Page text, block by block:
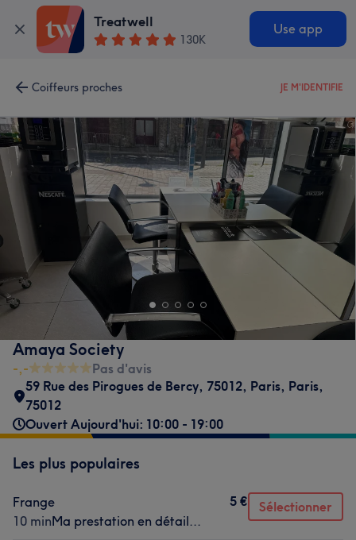
Treatwell
130K
Use app
Coiffeurs proches JE M'IDENTIFIE
Amaya Society
-,-
Pas d'avis
59 Rue des Pirogues de Bercy, 75012, Paris, Paris,
75012
Ouvert Aujourd'hui: 10:00 - 19:00
Les plus populaires
Frange
10 minMa prestation en détail...
5 € Sélectionner